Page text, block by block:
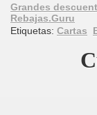
Grandes
Rebajas.Guru
Etiquetas: Cartas